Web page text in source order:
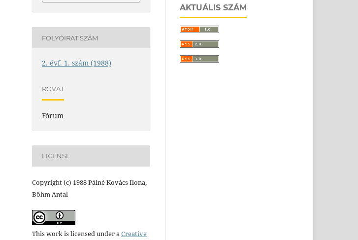
FOLYÓIRAT SZÁM
2. évf. 1. szám (1988)
ROVAT
Fórum
LICENSE
Copyright (c) 1988 Pálné Kovács Ilona,
Bőhm Antal
This work is licensed under a Creative
AKTUÁLIS SZÁM